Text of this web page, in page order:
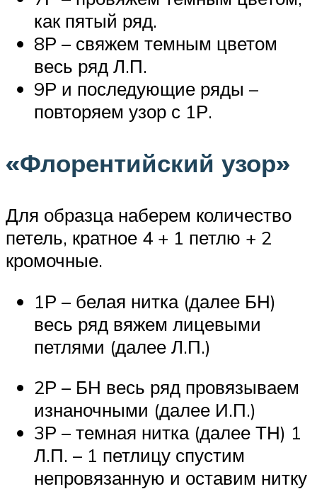
как пятый ряд.
8Р – свяжем темным цветом
весь ряд Л.П.
9Р и последующие ряды –
повторяем узор с 1Р.
«Флорентийский узор»
Для образца наберем количество
петель, кратное 4 + 1 петлю + 2
кромочные.
1Р – белая нитка (далее БН)
весь ряд вяжем лицевыми
петлями (далее Л.П.)
2Р – БН весь ряд провязываем
изнаночными (далее И.П.)
3Р – темная нитка (далее ТН) 1
Л.П. – 1 петлицу спустим
непровязанную и оставим нитку